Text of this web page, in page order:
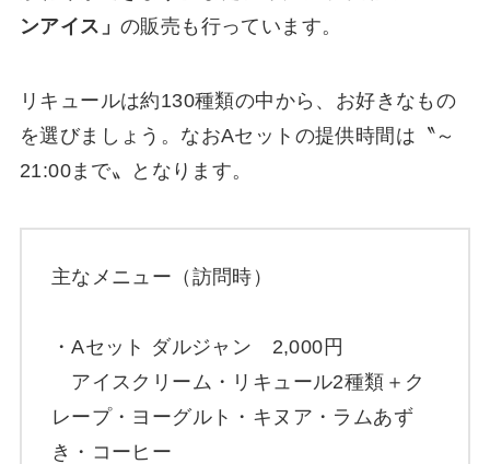
ンアイス」 の販売も行っています。
リキュールは約130種類の中から、お好きなもの
を選びましょう。なおAセットの提供時間は〝～
21:00まで〟となります。
主なメニュー（訪問時）
・Aセット ダルジャン 2,000円
アイスクリーム・リキュール2種類＋ク
レープ・ヨーグルト・キヌア・ラムあず
き・コーヒー